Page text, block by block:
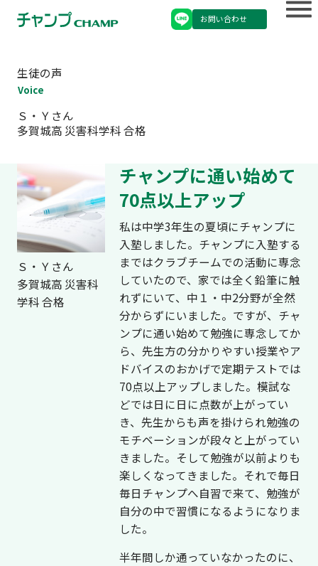
お問い合わせ
生徒の声
Voice
Ｓ・Ｙさん
多賀城高 災害科学科 合格
Ｓ・Ｙさん
多賀城高 災害科
学科 合格
チャンプに通い始めて
70点以上アップ
私は中学3年生の夏頃にチャンプに
入塾しました。チャンプに入塾する
まではクラブチームでの活動に専念
していたので、家では全く鉛筆に触
れずにいて、中１・中2分野が全然
分からずにいました。ですが、チャ
ンプに通い始めて勉強に専念してか
ら、先生方の分かりやすい授業やア
ドバイスのおかげで定期テストでは
70点以上アップしました。模試な
どでは日に日に点数が上がってい
き、先生からも声を掛けられ勉強の
モチベーションが段々と上がってい
きました。そして勉強が以前よりも
楽しくなってきました。それで毎日
毎日チャンプへ自習で来て、勉強が
自分の中で習慣になるようになりま
した。
半年間しか通っていなかったのに、